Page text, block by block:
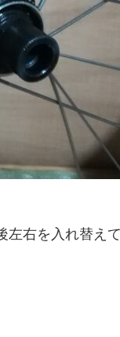
左右を入れ替